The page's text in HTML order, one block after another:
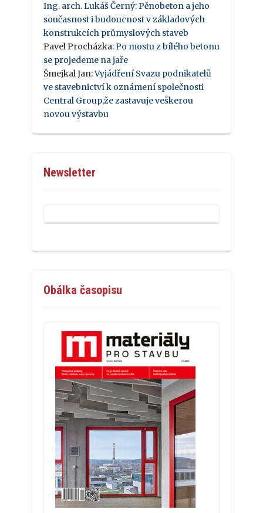
Ing. arch. Lukáš Černý:Pěnobeton a jeho
současnost i budoucnost v základových
konstrukcích průmyslových staveb
Pavel Procházka:Po mostu z bílého betonu
se projedeme na jaře
Šmejkal Jan:Vyjádření Svazu podnikatelů
ve stavebnictví k oznámení společnosti
Central Group,že zastavuje veškerou
novou výstavbu
Newsletter
Obálka časopisu